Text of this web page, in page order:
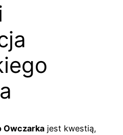
Owczarka jest kwestią,